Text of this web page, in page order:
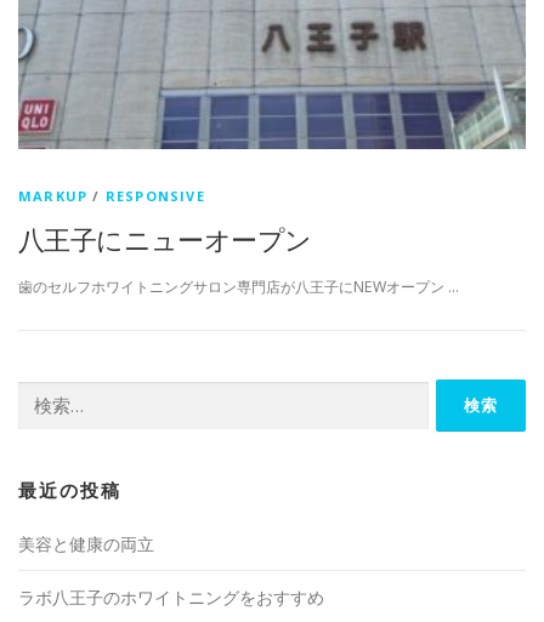
MARKUP / RESPONSIVE
八王子にニューオープン
歯のセルフホワイトニングサロン専門店が八王子にNEWオープン …
索:
最近の投稿
美容と健康の両立
ラボ八王子のホワイトニングをおすすめ